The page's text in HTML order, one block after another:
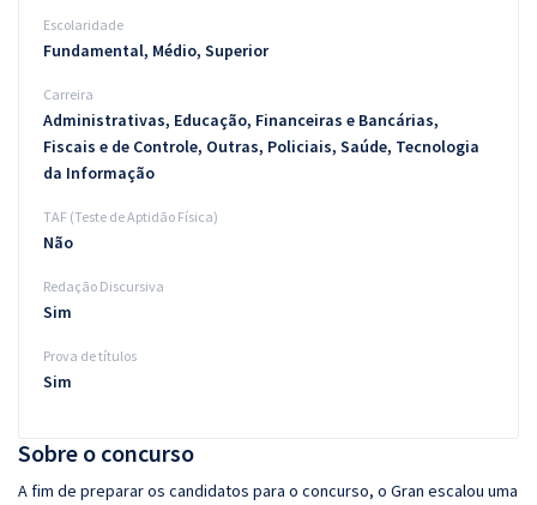
Sobre o concurso
A fim de preparar os candidatos para o concurso, o Gran escalou uma
Escolaridade
Fundamental, Médio, Superior
Carreira
Administrativas, Educação, Financeiras e Bancárias,
Fiscais e de Controle, Outras, Policiais, Saúde, Tecnologia
da Informação
TAF (Teste de Aptidão Física)
Não
Redação Discursiva
Sim
Prova de títulos
Sim